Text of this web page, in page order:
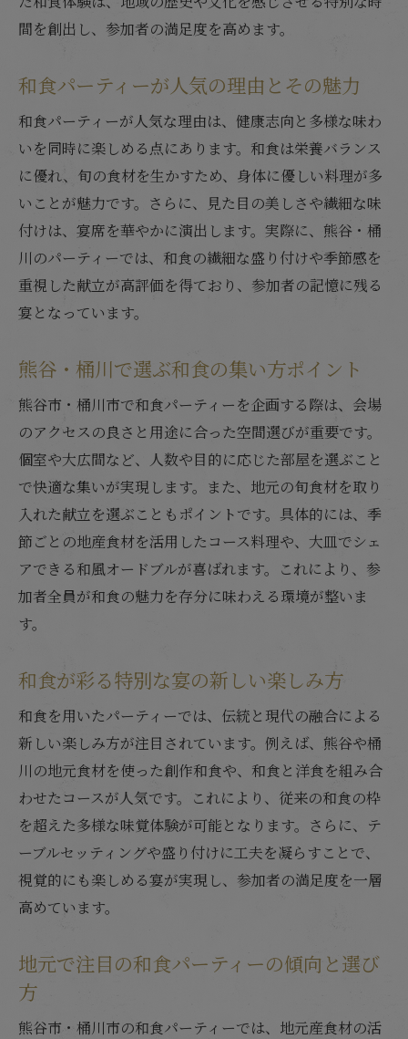
記念日におすすめの和食パーティーメニュ
ー
和食で祝う特別な日の集い方の工夫
和食が喜ばれる記念日パーティーの秘訣
和食のアイデアで印象的な宴会を実現
地元食材を活かす和食パーティー提案
和食で楽しむ地元食材の魅力と活用法
地元ならではの食材を和食献立に取り入れ
るコツ
和食パーティーで地産地消を味わう提案
地元食材が主役の和食パーティーの魅力解
説
和食と地元食材の相性を活かした集いづく
り
会場選びから始める和食パーティー成功術
和食パーティーに適した会場選びの要点
和食宴会を成功させる会場の条件とは
集いに最適な和食パーティー会場の選び方
和食と相性の良い会場の見極め方を解説
個室や大広間で楽しむ和食宴会のポイント
和食宴会に最適な個室・大広間の使い方
和食で楽しむ人数別宴会の会場選択術
個室宴会で和食を味わうメリットと工夫
大広間で盛り上がる和食パーティーの演出
和食宴会で個室を選ぶ際の注目ポイント
和食宴会会場で快適に過ごすコツを紹介
和食コース料理で特別なパーティーを演出
和食コースで楽しむ宴会のポイント解説
間を創出し、参加者の満足度を高めます。
和食パーティーが人気の理由とその魅力
和食パーティーが人気な理由は、健康志向と多様な味わ
いを同時に楽しめる点にあります。和食は栄養バランス
に優れ、旬の食材を生かすため、身体に優しい料理が多
いことが魅力です。さらに、見た目の美しさや繊細な味
付けは、宴席を華やかに演出します。実際に、熊谷・桶
川のパーティーでは、和食の繊細な盛り付けや季節感を
重視した献立が高評価を得ており、参加者の記憶に残る
宴となっています。
熊谷・桶川で選ぶ和食の集い方ポイント
熊谷市・桶川市で和食パーティーを企画する際は、会場
のアクセスの良さと用途に合った空間選びが重要です。
個室や大広間など、人数や目的に応じた部屋を選ぶこと
で快適な集いが実現します。また、地元の旬食材を取り
入れた献立を選ぶこともポイントです。具体的には、季
節ごとの地産食材を活用したコース料理や、大皿でシェ
アできる和風オードブルが喜ばれます。これにより、参
加者全員が和食の魅力を存分に味わえる環境が整いま
す。
和食が彩る特別な宴の新しい楽しみ方
和食を用いたパーティーでは、伝統と現代の融合による
新しい楽しみ方が注目されています。例えば、熊谷や桶
川の地元食材を使った創作和食や、和食と洋食を組み合
わせたコースが人気です。これにより、従来の和食の枠
を超えた多様な味覚体験が可能となります。さらに、テ
ーブルセッティングや盛り付けに工夫を凝らすことで、
視覚的にも楽しめる宴が実現し、参加者の満足度を一層
高めています。
地元で注目の和食パーティーの傾向と選び
方
熊谷市・桶川市の和食パーティーでは、地元産食材の活